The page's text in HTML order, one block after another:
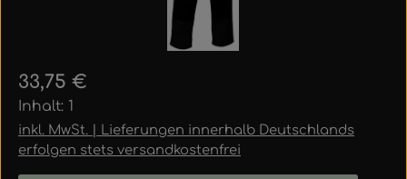
Regulärer Preis:
33,75 €
Inhalt: 1
inkl. MwSt. | Lieferungen innerhalb Deutschlands
erfolgen stets versandkostenfrei